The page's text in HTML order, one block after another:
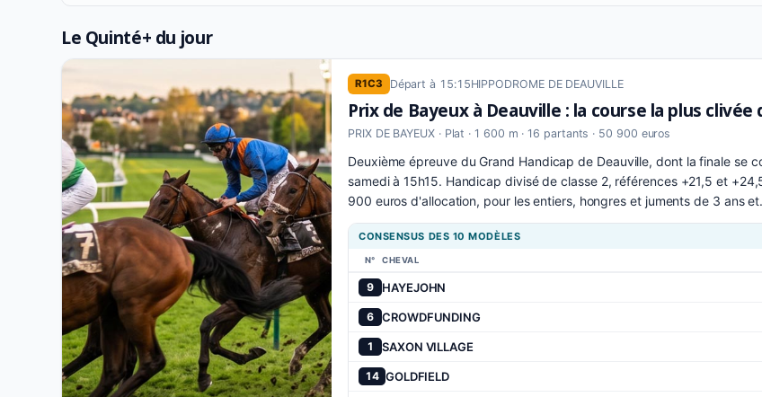
Le Quinté+ du jour
R1C3 Départ à 15:15HIPPODROME DE DEAUVILLE
Prix de Bayeux à Deauville : la course la plus
PRIX DE BAYEUX · Plat · 1 600 m · 16 partants · 50 900 euros
Deuxième épreuve du Grand Handicap de Deauville, dont la finale se
samedi à 15h15. Handicap divisé de classe 2, références +21,5 et
900 euros d'allocation, pour les entiers, hongres et juments de 3 ans
CONSENSUS DES 10 MODÈLES
N° CHEVAL
9 HAYEJOHN
6 CROWDFUNDING
1 SAXON VILLAGE
14 GOLDFIELD